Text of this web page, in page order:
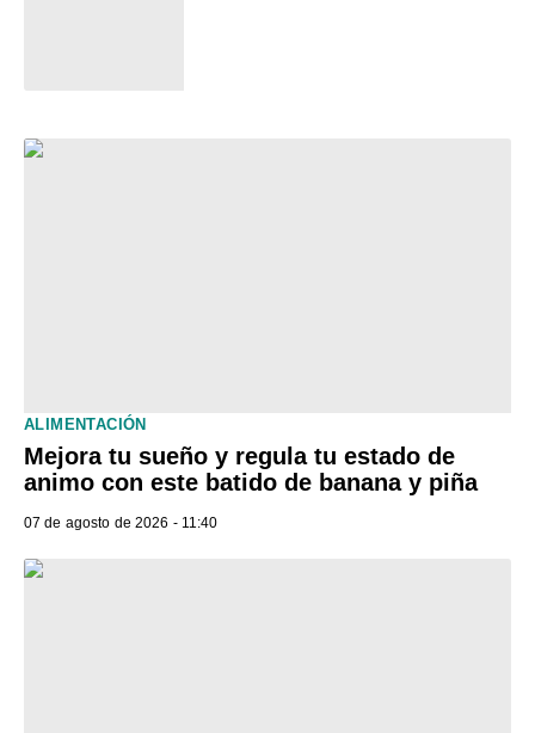
ALIMENTACIÓN
Mejora tu sueño y regula tu estado de
animo con este batido de banana y piña
07 de agosto de 2026 - 11:40